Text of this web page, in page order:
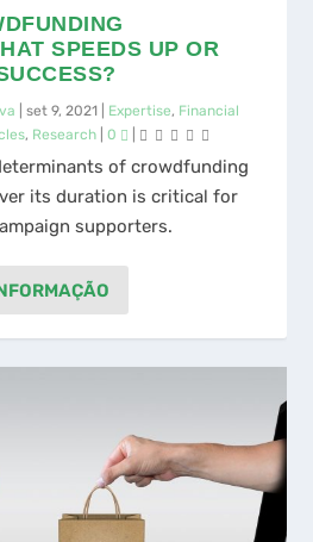
SPEEDS UP OR
| |
| |
of crowdfunding
its duration is critical for
supporters.